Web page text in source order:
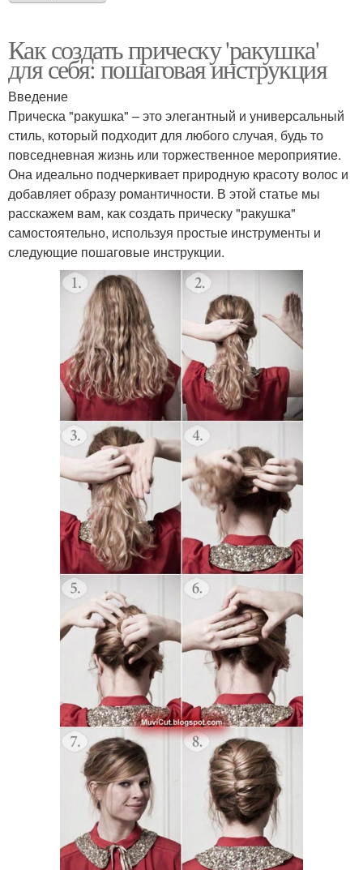
Как создать прическу 'ракушка'
для себя: пошаговая инструкция
Введение
Прическа "ракушка" – это элегантный и универсальный
стиль, который подходит для любого случая, будь то
повседневная жизнь или торжественное мероприятие.
Она идеально подчеркивает природную красоту волос и
добавляет образу романтичности. В этой статье мы
расскажем вам, как создать прическу "ракушка"
самостоятельно, используя простые инструменты и
следующие пошаговые инструкции.